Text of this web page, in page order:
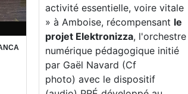
activité essentielle, voire vitale
» à Amboise, récompensant le
projet Elektronizza, l'orchestre
numérique pédagogique initié
par Gaël Navard (Cf
photo) avec le dispositif